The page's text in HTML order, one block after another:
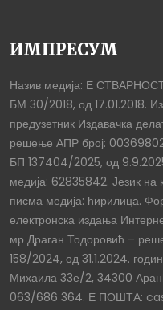
ИМПРЕСУМ
Назив медија: Е
БМ 30/2018, од 17.01.2018.
предузетник Издавачка
решење АПР број:
БП 137404/2025, од
медија: 62835842. Језик на
писма медија: ћирилица.
електронска издања
мр Драган Тодоровић –
158/2024, од 31.1.2024.
Михаила 33е/2, 34300
063/686 364. Е ПОШТА: